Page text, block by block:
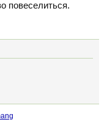
повеселиться.